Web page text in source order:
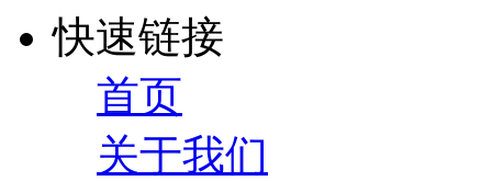
快速链接
首页
关于我们